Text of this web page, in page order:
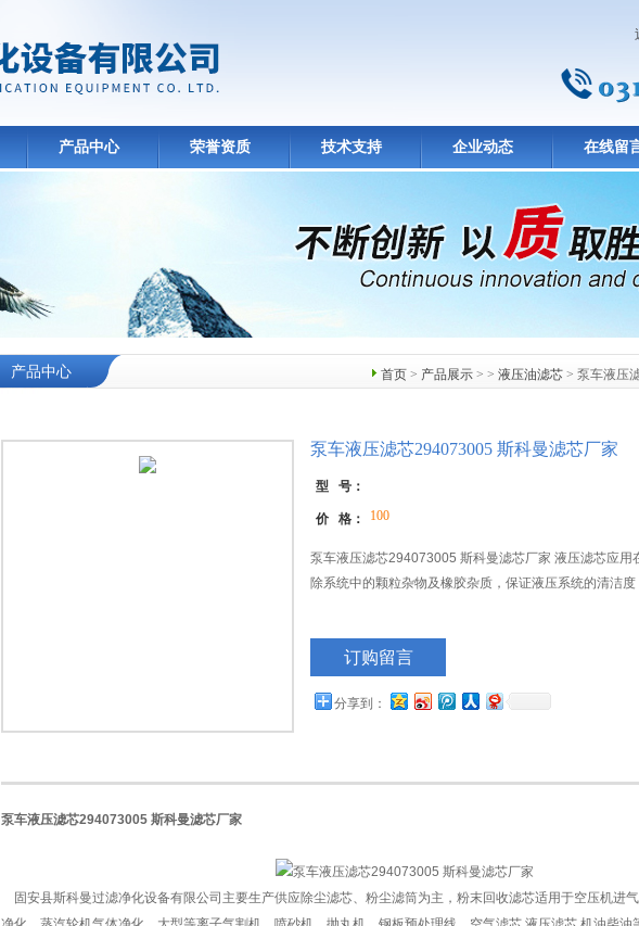
产品中心 荣誉资质 技术支持 企业动态 在线留
首页 > 产品展示 > > 液压油滤芯 > 泵车液压
产品中心
泵车液压滤芯294073005 斯科曼滤芯厂家
型 号：
价 格： 100
泵车液压滤芯294073005 斯科曼滤芯厂家 液压滤芯应用
除系统中的颗粒杂物及橡胶杂质，保证液压系统的清洁度
订购留言
分享到：
泵车液压滤芯294073005 斯科曼滤芯厂家
固安县斯科曼过滤净化设备有限公司主要生产供应除尘滤芯、粉尘滤筒为主，粉末回收滤芯适用于空压机进